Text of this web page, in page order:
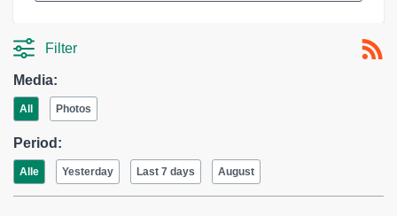
Filter
Media:
All Photos
Period:
Alle Yesterday Last 7 days August